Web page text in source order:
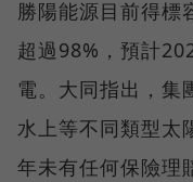
勝陽能源目前得標
超過98%，預計
電。大同指出，集
水上等不同類型太
年未有任何保險理